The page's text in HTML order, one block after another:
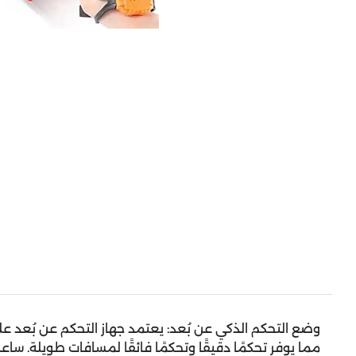
مما يوفر تحكمًا دقيقًا وتحكمًا فائقًا لمسافات طويلة.